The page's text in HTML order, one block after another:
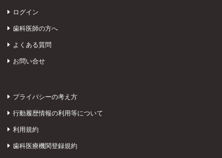
ログイン
歯科医師の方へ
よくある質問
お問い合せ
プライバシーの考え方
行動履歴情報の利用等について
利用規約
歯科医療機関登録規約